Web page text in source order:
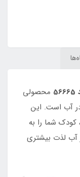
محصولی
در آب است. این
کودک شما را به
آب لذت بیشتری